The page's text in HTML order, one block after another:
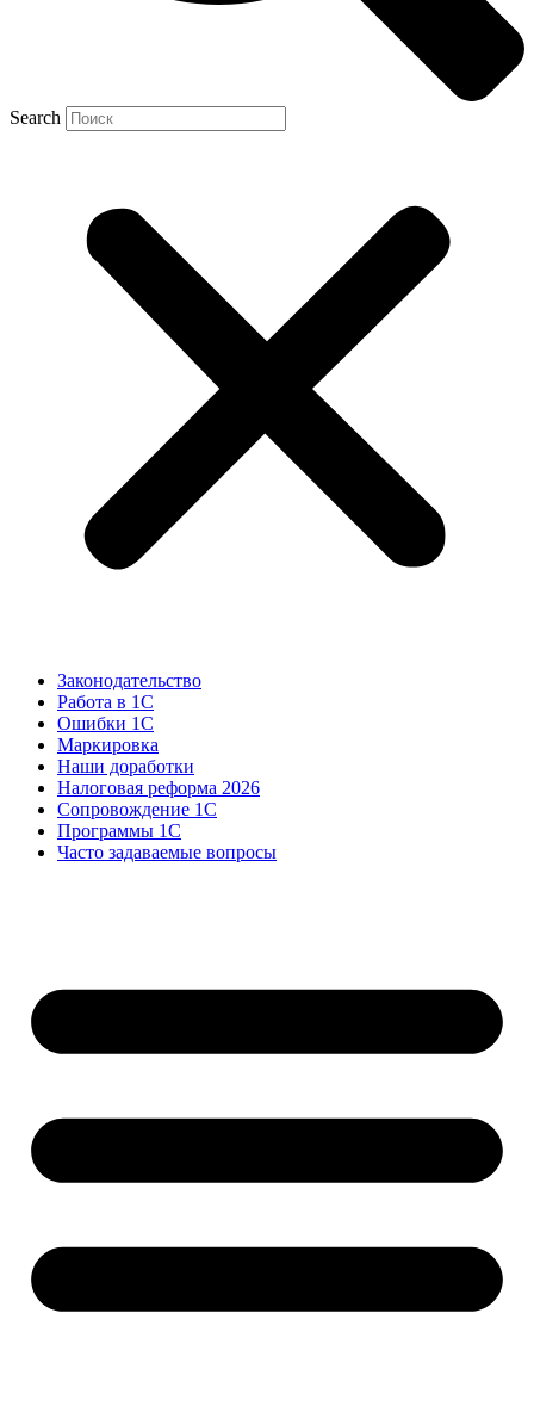
Search
Законодательство
Работа в 1С
Ошибки 1С
Маркировка
Наши доработки
Налоговая реформа 2026
Сопровождение 1С
Программы 1С
Часто задаваемые вопросы